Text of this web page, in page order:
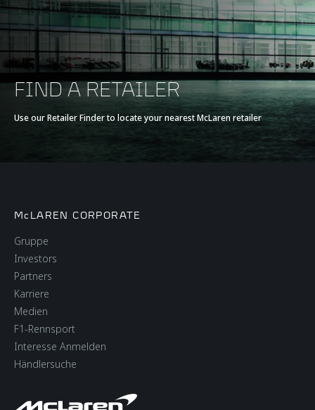
FIND A RETAILER
Use our Retailer Finder to locate your nearest McLaren retailer
McLAREN CORPORATE
Gruppe
Investors
Partners
Karriere
Medien
F1-Rennsport
Interesse Anmelden
Händlersuche